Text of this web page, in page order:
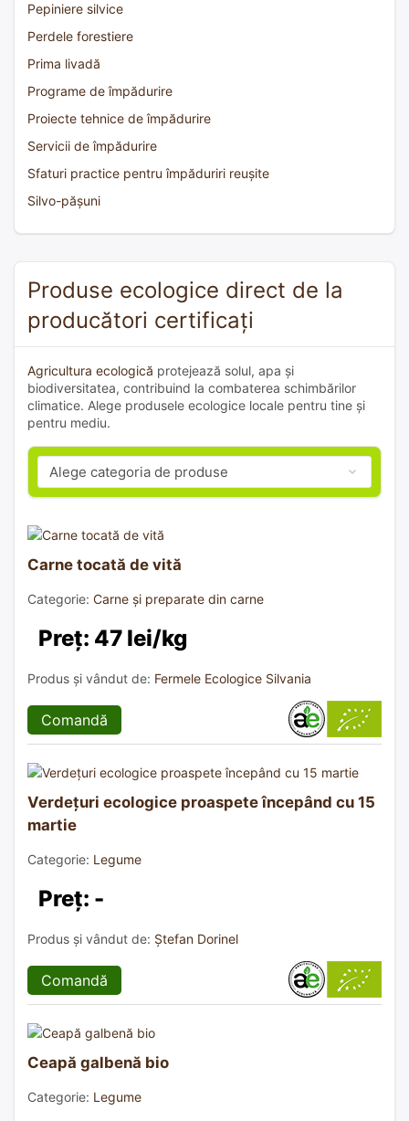
Pepiniere silvice
Perdele forestiere
Prima livadă
Programe de împădurire
Proiecte tehnice de împădurire
Servicii de împădurire
Sfaturi practice pentru împăduriri reușite
Silvo-pășuni
Produse ecologice direct de la
producători certificați
Agricultura ecologică protejează solul, apa și
biodiversitatea, contribuind la combaterea schimbărilor
climatice. Alege produsele ecologice locale pentru tine și
pentru mediu.
Carne tocată de vită
Categorie: Carne și preparate din carne
Preț: 47 lei/kg
Produs și vândut de: Fermele Ecologice Silvania
Comandă
Verdețuri ecologice proaspete începând cu 15
martie
Categorie: Legume
Preț: -
Produs și vândut de: Ștefan Dorinel
Comandă
Ceapă galbenă bio
Categorie: Legume